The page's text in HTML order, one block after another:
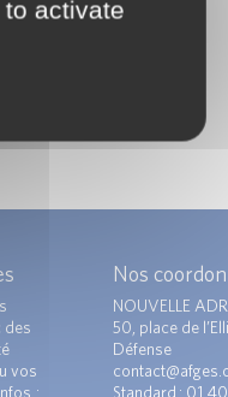
des
vos
:
Nos
NOUVELLE
50, place de
Défense
Standard : 01
activate